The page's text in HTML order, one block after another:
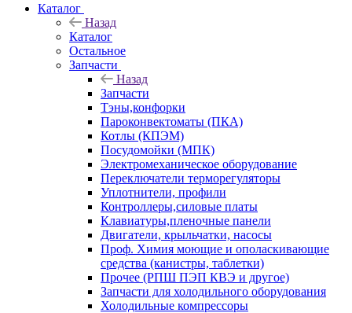
Каталог
Назад
Каталог
Остальное
Запчасти
Назад
Запчасти
Тэны,конфорки
Пароконвектоматы (ПКА)
Котлы (КПЭМ)
Посудомойки (МПК)
Электромеханическое оборудование
Переключатели терморегуляторы
Уплотнители, профили
Контроллеры,силовые платы
Клавиатуры,пленочные панели
Двигатели, крыльчатки, насосы
Проф. Химия моющие и ополаскивающие
средства (канистры, таблетки)
Прочее (РПШ ПЭП КВЭ и другое)
Запчасти для холодильного оборудования
Холодильные компрессоры